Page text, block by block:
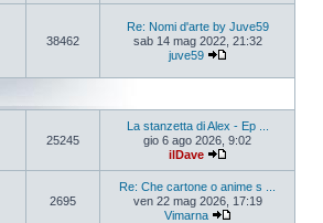
38462
Re: Nomi d'arte by Juve59
sab 14 mag 2022, 21:32
juve59
25245
La stanzetta di Alex - Ep ...
gio 6 ago 2026, 9:02
ilDave
2695
Re: Che cartone o anime s ...
ven 22 mag 2026, 17:19
Vimarna